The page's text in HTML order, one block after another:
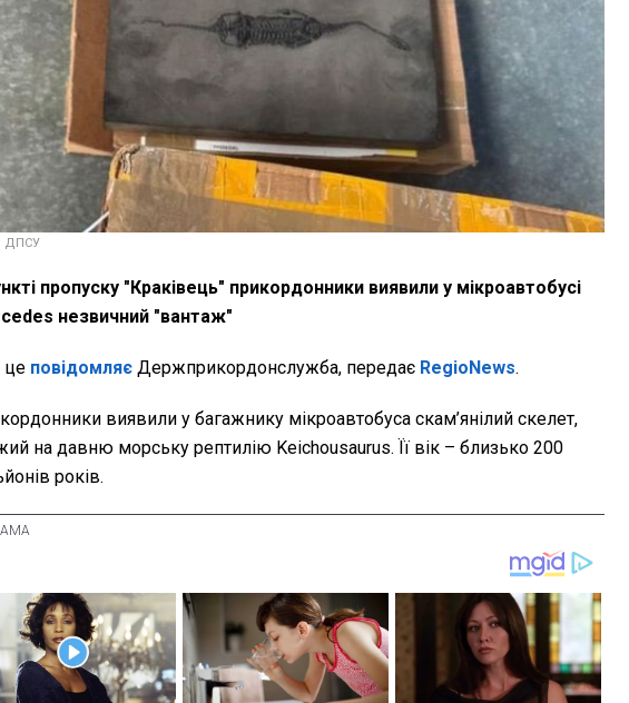
ДПСУ
пропуску "Краківець" прикордонники виявили у мікроавтобусі
незвичний "вантаж"
це повідомляє Держприкордонслужба, передає RegioNews.
виявили у багажнику мікроавтобуса скам’янілий скелет,
на давню морську рептилію Keichousaurus. Її вік – близько 200
років.